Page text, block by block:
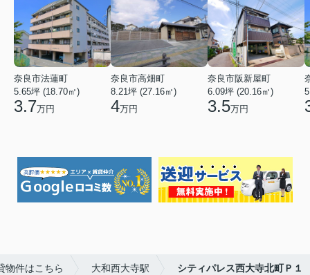
奈良市法蓮町
5.65坪 (18.70㎡)
3.7万円
奈良市高畑町
8.21坪 (27.16㎡)
4万円
奈良市阪新屋町
6.09坪 (20.16㎡)
3.5万円
物件はこちら 大和西大寺駅 シティパレス西大寺北町Ｐ１